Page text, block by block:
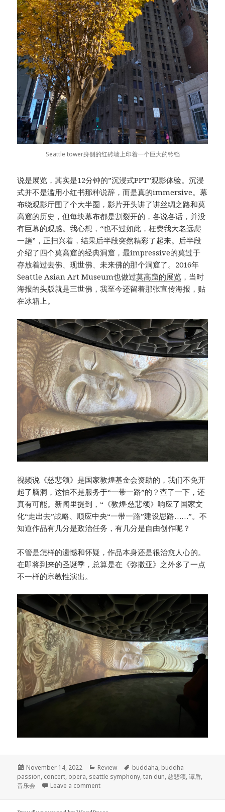
Seattle tower身侧的红砖墙上印着一个巨大的铃铛
说是展览，其实是12分钟的”沉浸式PPT”观影体验。沉浸
式并不是滥用小红书那种说辞，而是真的immersive。幕
布绕观影厅围了个大半圈，影片开头讲了讲丝绸之路和莫
高窟的历史，但每块幕布都是割裂开的，各说各话，并没
有巨幕的观感。我心想，“也不过如此，枉费我大老远爬
一趟”，正扫兴着，结果后半段突然精彩了起来。后半段
介绍了四个莫高窟的经典洞窟，最impressive的莫过于
存放着过去佛、现世佛、未来佛的那个洞窟了。2016年
Seattle Asian Art Museum也做过莫高窟的展览 ，当时
海报的头版就是三世佛，我至今还留着那张宣传海报，贴
在冰箱上。
视频说《慈悲颂》是国家敦煌基金会资助的，我们不免开
起了脑洞，这怕不是服务于“一带一路”的？查了一下，还
真有可能。新闻里提到，“《敦煌·慈悲颂》响应了国家文
化“走出去”战略、顺应中央“一带一路”建设思路……”。不
知道作品有几分是政治任务，有几分是自由创作呢？
不管是怎样的遗憾和怀疑，作品本身还是很治愈人心的。
在即将到来的圣诞季，总算是在《弥撒亚》之外多了一点
不一样的宗教性演出。
Posted
on
November 14, 2022 Categories
Review Tags
buddaha, buddha
passion, concert, opera, seattle symphony,tan dun,慈悲颂,谭盾,
音乐会
Leave a commenton 谭盾 Buddha Passion 慈悲颂 观后感